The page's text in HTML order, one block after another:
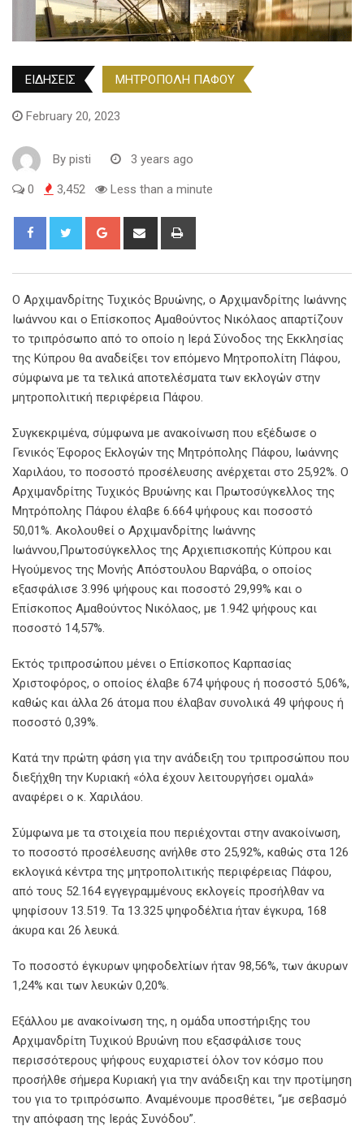
ΕΙΔΗΣΕΙΣ ΜΗΤΡΟΠΟΛΗ ΠΑΦΟΥ
February 20, 2023
By pisti 3 years ago
0 3,452 Less than a minute
O Αρχιμανδρίτης Τυχικός Βρυώνης, o Αρχιμανδρίτης Ιωάννης
Ιωάννου και ο Επίσκοπος Αμαθούντος Νικόλαος απαρτίζουν
το τριπρόσωπο από το οποίο η Ιερά Σύνοδος της Εκκλησίας
της Κύπρου θα αναδείξει τον επόμενο Μητροπολίτη Πάφου,
σύμφωνα με τα τελικά αποτελέσματα των εκλογών στην
μητροπολιτική περιφέρεια Πάφου.
Συγκεκριμένα, σύμφωνα με ανακοίνωση που εξέδωσε ο
Γενικός Έφορος Εκλογών της Μητρόπολης Πάφου, Ιωάννης
Χαριλάου, το ποσοστό προσέλευσης ανέρχεται στο 25,92%. Ο
Αρχιμανδρίτης Τυχικός Βρυώνης και Πρωτοσύγκελλος της
Μητρόπολης Πάφου έλαβε 6.664 ψήφους και ποσοστό
50,01%. Ακολουθεί ο Αρχιμανδρίτης Ιωάννης
Ιωάννου,Πρωτοσύγκελλος της Αρχιεπισκοπής Κύπρου και
Ηγούμενος της Μονής Απόστουλου Βαρνάβα, ο οποίος
εξασφάλισε 3.996 ψήφους και ποσοστό 29,99% και ο
Επίσκοπος Αμαθούντος Νικόλαος, με 1.942 ψήφους και
ποσοστό 14,57%.
Εκτός τριπροσώπου μένει ο Επίσκοπος Καρπασίας
Χριστοφόρος, ο οποίος έλαβε 674 ψήφους ή ποσοστό 5,06%,
καθώς και άλλα 26 άτομα που έλαβαν συνολικά 49 ψήφους ή
ποσοστό 0,39%.
Κατά την πρώτη φάση για την ανάδειξη του τριπροσώπου που
διεξήχθη την Κυριακή «όλα έχουν λειτουργήσει ομαλά»
αναφέρει ο κ. Χαριλάου.
Σύμφωνα με τα στοιχεία που περιέχονται στην ανακοίνωση,
το ποσοστό προσέλευσης ανήλθε στο 25,92%, καθώς στα 126
εκλογικά κέντρα της μητροπολιτικής περιφέρειας Πάφου,
από τους 52.164 εγγεγραμμένους εκλογείς προσήλθαν να
ψηφίσουν 13.519. Τα 13.325 ψηφοδέλτια ήταν έγκυρα, 168
άκυρα και 26 λευκά.
Το ποσοστό έγκυρων ψηφοδελτίων ήταν 98,56%, των άκυρων
1,24% και των λευκών 0,20%.
Εξάλλου με ανακοίνωση της, η ομάδα υποστήριξης του
Αρχιμανδρίτη Τυχικού Βρυώνη που εξασφάλισε τους
περισσότερους ψήφους ευχαριστεί όλον τον κόσμο που
προσήλθε σήμερα Κυριακή για την ανάδειξη και την προτίμηση
του για το τριπρόσωπο. Αναμένουμε προσθέτει, “με σεβασμό
την απόφαση της Ιεράς Συνόδου”.